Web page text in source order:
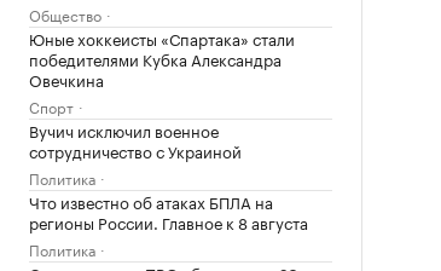
Общество
Юные хоккеисты «Спартака» стали
победителями Кубка Александра
Овечкина
Спорт
Вучич исключил военное
сотрудничество с Украиной
Политика
Что известно об атаках БПЛА на
регионы России. Главное к 8 августа
Политика